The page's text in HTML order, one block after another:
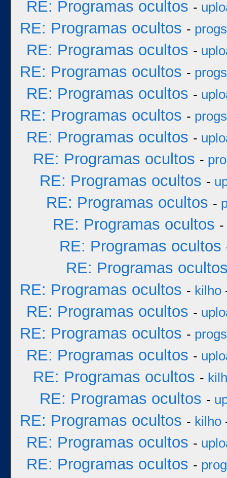
RE: Programas ocultos -
RE: Programas ocultos -
RE: Programas ocultos -
RE: Programas ocultos -
RE: Programas ocultos -
RE: Programas ocultos -
RE: Programas ocultos -
RE: Programas ocultos -
RE: Programas ocultos -
RE: Programas ocultos -
RE: Programas ocultos -
RE: Programas ocultos
RE: Programas
RE: Programas ocultos - kilho
RE: Programas ocultos -
RE: Programas ocultos -
RE: Programas ocultos -
RE: Programas ocultos -
RE: Programas ocultos -
RE: Programas ocultos - kilho
RE: Programas ocultos -
RE: Programas ocultos -